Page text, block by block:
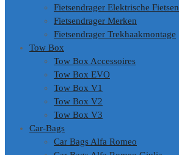
Fietsendrager Elektrische Fietsen
Fietsendrager Merken
Fietsendrager Trekhaakmontage
Tow Box
Tow Box Accessoires
Tow Box EVO
Tow Box V1
Tow Box V2
Tow Box V3
Car-Bags
Car Bags Alfa Romeo